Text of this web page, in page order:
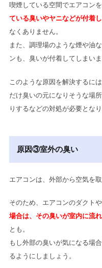
喫煙している空間でエアコン
ている臭いやヤニなどが付着
なくありません。
また、調理場のような煙や油
ンも、臭いが付着してしまいま
このような原因を解決するに
だけ臭いの元になりそうな場
りするなどの対処が必要となり
原因③室外の臭い
エアコンは、外部から空気を
そのため、エアコンのダクトや
場合は、その臭いが室内に流
とも。
もし外部の臭いが気になる場
るようにしましょう。